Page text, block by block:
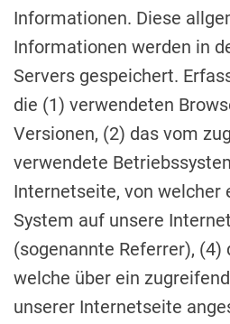
Informationen. Diese
Informationen werden in
Servers gespeichert.
die (1) verwendeten
Versionen, (2) das vom
verwendete
Internetseite, von welcher
System auf unsere
(sogenannte Referrer), (4)
welche über ein
unserer Internetseite